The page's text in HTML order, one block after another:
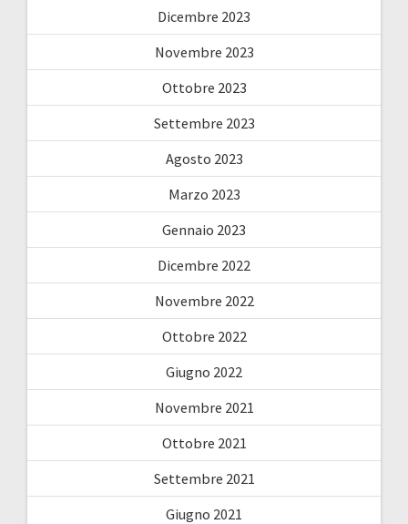
Dicembre 2023
Novembre 2023
Ottobre 2023
Settembre 2023
Agosto 2023
Marzo 2023
Gennaio 2023
Dicembre 2022
Novembre 2022
Ottobre 2022
Giugno 2022
Novembre 2021
Ottobre 2021
Settembre 2021
Giugno 2021